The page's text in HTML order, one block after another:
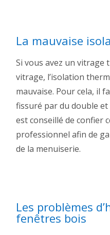
La mauvaise
Si vous avez un vitrage
vitrage, l’isolation
mauvaise. Pour cela, il
fissuré par du double
est conseillé de confier
professionnel afin de
de la menuiserie.
Les problèmes
fenêtres bois